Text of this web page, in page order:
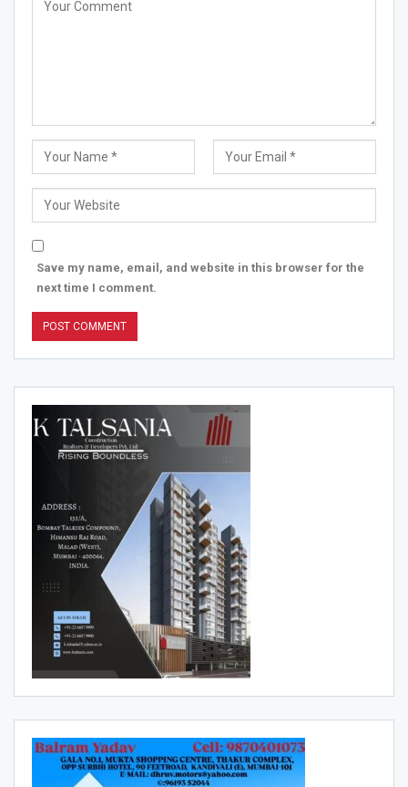
Save my name, email, and website in this browser for the
next time I comment.